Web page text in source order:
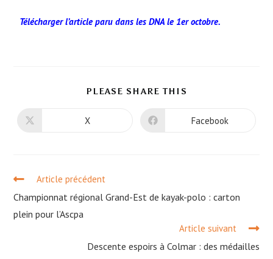
Télécharger l’article paru dans les DNA le 1er octobre.
PLEASE SHARE THIS
X Facebook
Article précédent
Championnat régional Grand-Est de kayak-polo : carton
plein pour l’Ascpa
Article suivant
Descente espoirs à Colmar : des médailles